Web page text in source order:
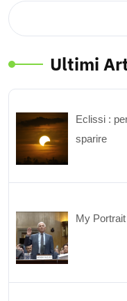
Ultimi
Eclissi :
sparire
My